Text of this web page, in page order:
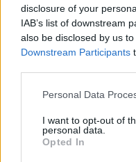
disclosure of your
IAB’s list of downstream
also be disclosed by us
Downstream Participants
Personal Data
I want to opt-out of
personal data.
Opted In